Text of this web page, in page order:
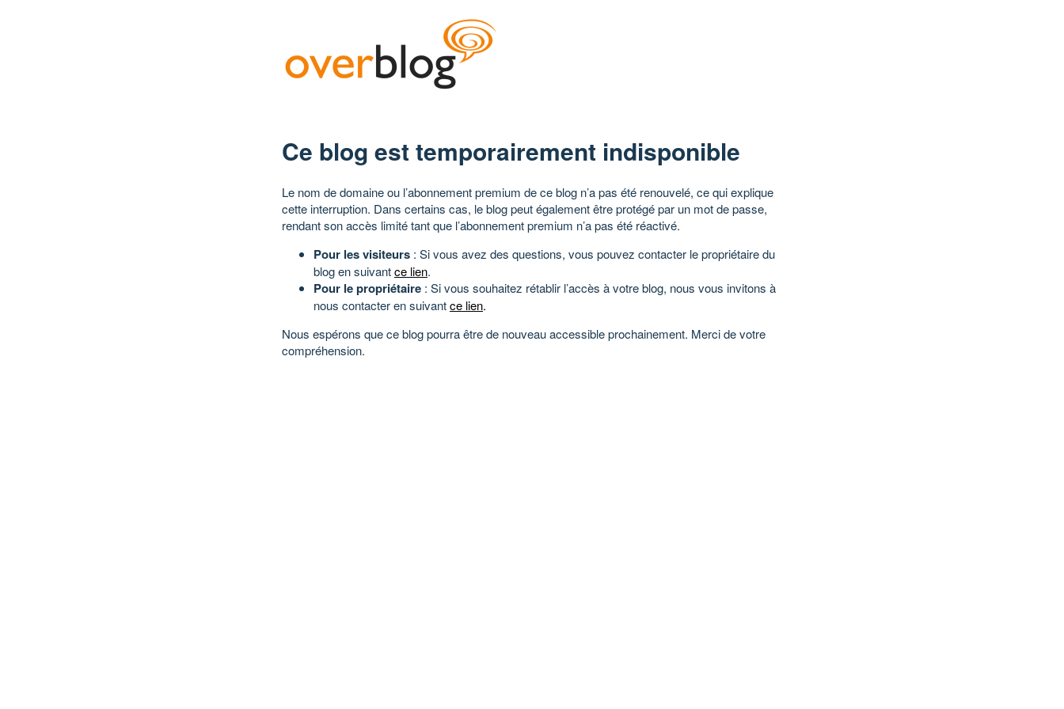
Ce blog est temporairement indisponible
Le nom de domaine ou l’abonnement premium de ce blog n’a pas été renouvelé, ce qui explique
cette interruption. Dans certains cas, le blog peut également être protégé par un mot de passe,
rendant son accès limité tant que l’abonnement premium n’a pas été réactivé.
Pour les visiteurs : Si vous avez des questions, vous pouvez contacter le propriétaire du
blog en suivantce lien.
Pour le propriétaire : Si vous souhaitez rétablir l’accès à votre blog, nous vous invitons à
nous contacter en suivantce lien.
Nous espérons que ce blog pourra être de nouveau accessible prochainement. Merci de votre
compréhension.